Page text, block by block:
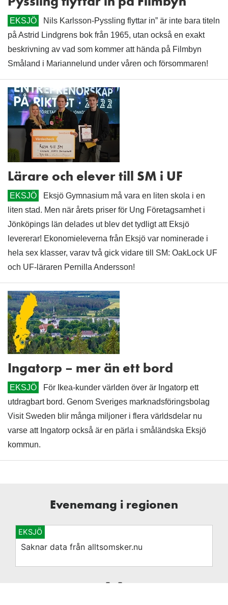
EKSJÖ
Nils Karlsson-Pyssling flyttar in” är inte bara titeln
på Astrid Lindgrens bok från 1965, utan också en exakt
beskrivning av vad som kommer att hända på Filmbyn
Småland i Mariannelund under våren och försommaren!
Lärare och elever till SM i UF
EKSJÖ
Eksjö Gymnasium må vara en liten skola i en
liten stad. Men när årets priser för Ung Företagsamhet i
Jönköpings län delades ut blev det tydligt att Eksjö
levererar! Ekonomieleverna från Eksjö var nominerade i
hela sex klasser, varav två gick vidare till SM: OakLock UF
och UF-läraren Pernilla Andersson!
Ingatorp – mer än ett bord
EKSJÖ
För Ikea-kunder världen över är Ingatorp ett
utdragbart bord. Genom Sveriges marknadsföringsbolag
Visit Sweden blir många miljoner i flera världsdelar nu
varse att Ingatorp också är en pärla i småländska Eksjö
kommun.
Evenemang i regionen
EKSJÖ
Saknar data från alltsomsker.nu